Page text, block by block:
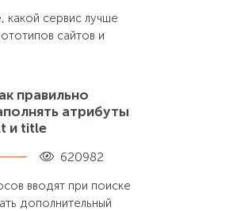
какой сервис лучше
сайтов и
правильно
атрибуты
и title
620982
вводят при поиске
дополнительный